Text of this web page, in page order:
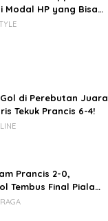
Modal HP yang Bisa
Puluhan Juta
di Perebutan Juara
Tekuk Prancis 6-4!
Prancis 2-0,
Tembus Final Piala